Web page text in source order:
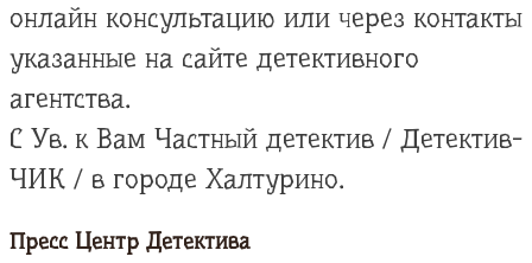
онлайн консультацию или через контакты
указанные на сайте детективного
агентства.
С Ув. к Вам Частный детектив / Детектив-
ЧИК / в городе Халтурино.
Пресс Центр Детектива